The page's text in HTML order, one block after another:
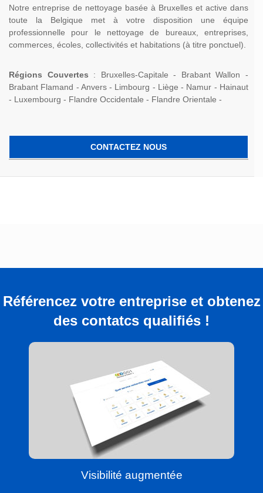
Notre entreprise de nettoyage basée à Bruxelles et active dans
toute la Belgique met à votre disposition une équipe
professionnelle pour le nettoyage de bureaux, entreprises,
commerces, écoles, collectivités et habitations (à titre ponctuel).
Régions Couvertes : Bruxelles-Capitale - Brabant Wallon -
Brabant Flamand - Anvers - Limbourg - Liège - Namur - Hainaut
- Luxembourg - Flandre Occidentale - Flandre Orientale -
CONTACTEZ NOUS
Référencez votre entreprise et obtenez
des contatcs qualifiés !
Visibilité augmentée